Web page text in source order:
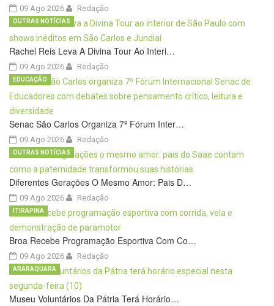
09 Ago 2026 Redação
Rachel Reis Leva A Divina Tour Ao Interi…
09 Ago 2026
OUTRAS NOTÍCIAS
Redação
Senac São Carlos Organiza 7º Fórum Inter…
09 Ago 2026
EDUCAÇÃO
Redação
Diferentes Gerações O Mesmo Amor: Pais D…
09 Ago 2026
OUTRAS NOTÍCIAS
Redação
Broa Recebe Programação Esportiva Com Co…
09 Ago 2026
ITIRAPINA
Redação
Museu Voluntários Da Pátria Terá Horário…
ARARAQUARA